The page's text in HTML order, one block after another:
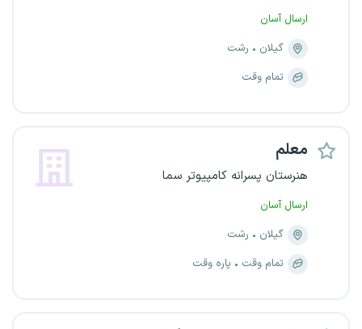
ارسال آسان
گیلان
رشت
تمام وقت
معلم
هنرستان پسرانه کامپیوتر سما
ارسال آسان
گیلان
رشت
تمام وقت
پاره وقت